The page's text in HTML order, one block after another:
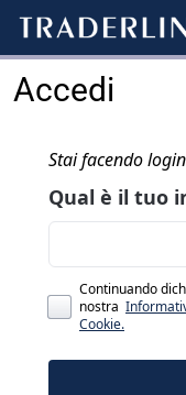
Accedi